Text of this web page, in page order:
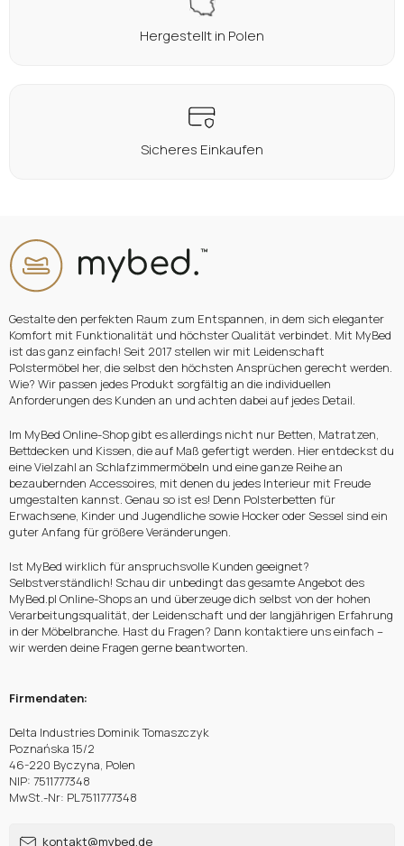
Hergestellt in Polen
Sicheres Einkaufen
Gestalte den perfekten Raum zum Entspannen, in dem sich eleganter
Komfort mit Funktionalität und höchster Qualität verbindet. Mit MyBed
ist das ganz einfach! Seit 2017 stellen wir mit Leidenschaft
Polstermöbel her, die selbst den höchsten Ansprüchen gerecht werden.
Wie? Wir passen jedes Produkt sorgfältig an die individuellen
Anforderungen des Kunden an und achten dabei auf jedes Detail.
Im MyBed Online-Shop gibt es allerdings nicht nur Betten, Matratzen,
Bettdecken und Kissen, die auf Maß gefertigt werden. Hier entdeckst du
eine Vielzahl an Schlafzimmermöbeln und eine ganze Reihe an
bezaubernden Accessoires, mit denen du jedes Interieur mit Freude
umgestalten kannst. Genau so ist es! Denn Polsterbetten für
Erwachsene, Kinder und Jugendliche sowie Hocker oder Sessel sind ein
guter Anfang für größere Veränderungen.
Ist MyBed wirklich für anspruchsvolle Kunden geeignet?
Selbstverständlich! Schau dir unbedingt das gesamte Angebot des
MyBed.pl Online-Shops an und überzeuge dich selbst von der hohen
Verarbeitungsqualität, der Leidenschaft und der langjährigen Erfahrung
in der Möbelbranche. Hast du Fragen? Dann kontaktiere uns einfach –
wir werden deine Fragen gerne beantworten.
Firmendaten:
Delta Industries Dominik Tomaszczyk
Poznańska 15/2
46-220 Byczyna, Polen
NIP: 7511777348
MwSt.-Nr: PL7511777348
kontakt@mybed.de